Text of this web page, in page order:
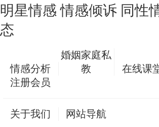
吉林-长春 132****8890
微信用户 莹莹老师 通过此页面咨
贵州-贵阳 135****1123
明星情感 情感倾诉 同性
态
情感分析
婚姻家庭私
教
在线课
注册会员
关于我们 网站导航